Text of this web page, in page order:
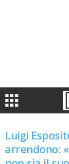
Luigi
arrendono: